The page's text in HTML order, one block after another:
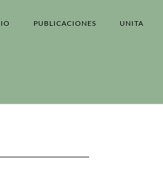
PUBLICACIONES UNITA